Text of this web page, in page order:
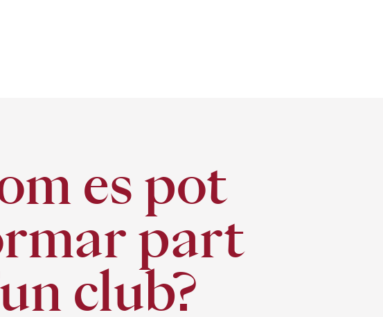
es pot
part
club?